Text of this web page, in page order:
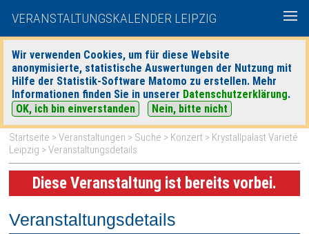
VERANSTALTUNGSKALENDER LEIPZIG
Wir verwenden Cookies, um für diese Website
anonymisierte, statistische Auswertungen der Nutzung mit
Hilfe der Statistik-Software Matomo zu erstellen. Mehr
Informationen finden Sie in unserer Datenschutzerklärung.
OK, ich bin einverstanden
Nein, bitte nicht
heute|morgen| Detaillierte Suche
Startseite >Veranstaltungen > Suche > Konzert > Krystallpalast Varieté
Leipzig > Veranstaltungsdetails
Diese Veranstaltung ist bereits vorbei.
Veranstaltungsdetails